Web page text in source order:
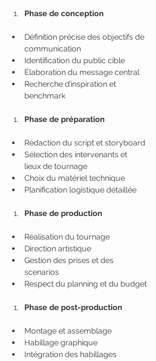
Phase de conception
Définition précise des objectifs de
communication
Identification du public cible
Élaboration du message central
Recherche d’inspiration et
benchmark
Phase de préparation
Rédaction du script et storyboard
Sélection des intervenants et
lieux de tournage
Choix du matériel technique
Planification logistique détaillée
Phase de production
Réalisation du tournage
Direction artistique
Gestion des prises et des
scenarios
Respect du planning et du budget
Phase de post-production
Montage et assemblage
Habillage graphique
Intégration des habillages